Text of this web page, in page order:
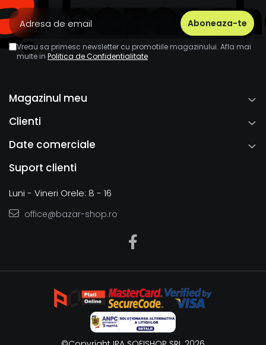
Vreau sa primesc newsletter cu promotiile magazinului. Afla mai
multe in Politica de Confidentialitate
Magazinul meu
Clienti
Date comerciale
Suport clienti
Luni - Vineri Orele: 8 - 16
office@bazar-shop.ro